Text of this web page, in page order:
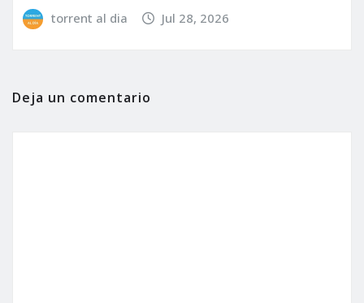
torrent al dia Jul 28, 2026
Deja un comentario